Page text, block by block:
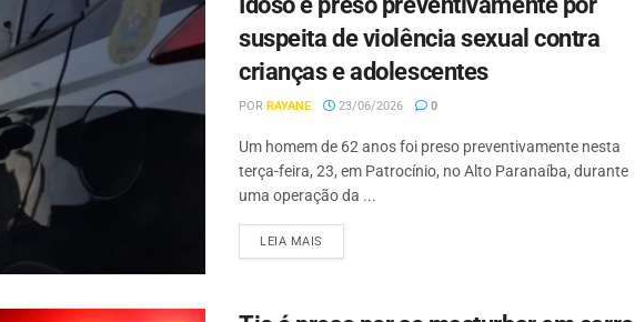
suspeita de violência sexual contra
crianças e adolescentes
POR RAYANE 23/06/2026 0
Um homem de 62 anos foi preso preventivamente nesta
terça-feira, 23, em Patrocínio, no Alto Paranaíba, durante
uma operação da ...
LEIA MAIS